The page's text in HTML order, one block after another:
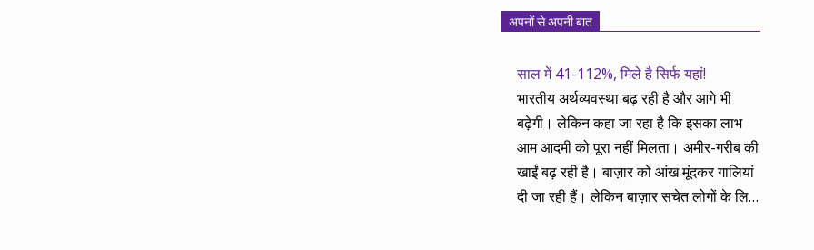
अपनों से अपनी बात
साल में 41-112%, मिले है सिर्फ यहां!
भारतीय अर्थव्यवस्था बढ़ रही है और आगे भी
बढ़ेगी। लेकिन कहा जा रहा है कि इसका लाभ
आम आदमी को पूरा नहीं मिलता। अमीर-गरीब की
खाईं बढ़ रही है। बाज़ार को आंख मूंदकर गालियां
दी जा रही हैं। लेकिन बाज़ार सचेत लोगों के लिए